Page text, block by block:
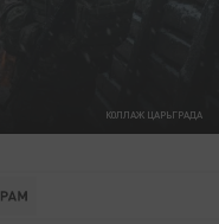
КОЛЛАЖ ЦАРЬГРАДА